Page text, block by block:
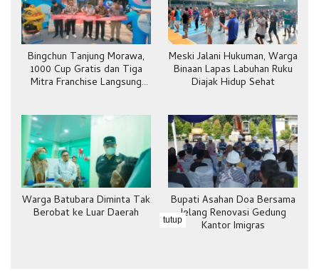
Bingchun Tanjung Morawa,
1000 Cup Gratis dan Tiga
Mitra Franchise Langsung
Meski Jalani Hukuman, Warga
Binaan Lapas Labuhan Ruku
Diajak Hidup Sehat
Warga Batubara Diminta Tak
Berobat ke Luar Daerah
Bupati Asahan Doa Bersama
Jelang Renovasi Gedung
Kantor Imigras
tutup